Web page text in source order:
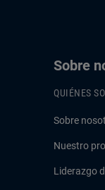
Sobre
QUIÉNES
Sobre
Nuestro
Liderazgo